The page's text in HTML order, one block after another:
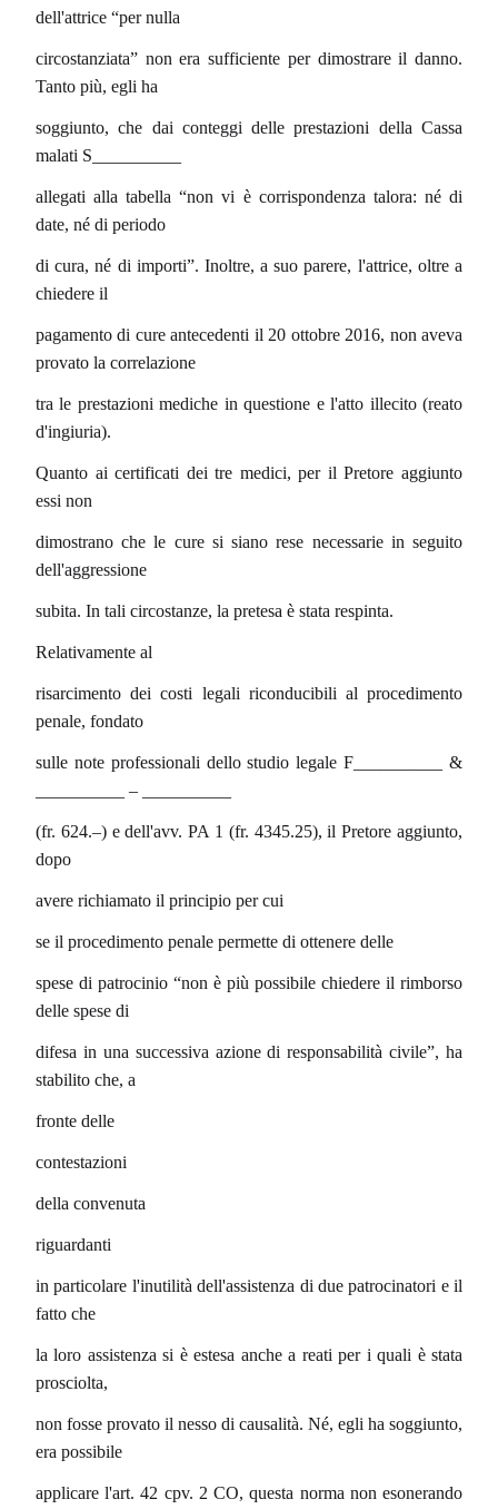
dell'attrice “per nulla
circostanziata” non era sufficiente per dimostrare il danno.
Tanto più, egli ha
soggiunto, che dai conteggi delle prestazioni della Cassa
malati S__________
allegati alla tabella “non vi è corrispondenza talora: né di
date, né di periodo
di cura, né di importi”. Inoltre, a suo parere, l'attrice, oltre a
chiedere il
pagamento di cure antecedenti il 20 ottobre 2016, non aveva
provato la correlazione
tra le prestazioni mediche in questione e l'atto illecito (reato
d'ingiuria).
Quanto ai certificati dei tre medici, per il Pretore aggiunto
essi non
dimostrano che le cure si siano rese necessarie in seguito
dell'aggressione
subita. In tali circostanze, la pretesa è stata respinta.
Relativamente al
risarcimento dei costi legali riconducibili al procedimento
penale, fondato
sulle note professionali dello studio legale F__________ &
__________ – __________
(fr. 624.–) e dell'avv. PA 1 (fr. 4345.25), il Pretore aggiunto,
dopo
avere richiamato il principio per cui
se il procedimento penale permette di ottenere delle
spese di patrocinio “non è più possibile chiedere il rimborso
delle spese di
difesa in una successiva azione di responsabilità civile”, ha
stabilito che, a
fronte delle
contestazioni
della convenuta
riguardanti
in particolare l'inutilità dell'assistenza di due patrocinatori e il
fatto che
la loro assistenza si è estesa anche a reati per i quali è stata
prosciolta,
non fosse provato il nesso di causalità. Né, egli ha soggiunto,
era possibile
applicare l'art. 42 cpv. 2 CO, questa norma non esonerando